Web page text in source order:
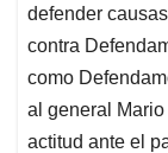
defender
contra
como
al general
actitud ante el